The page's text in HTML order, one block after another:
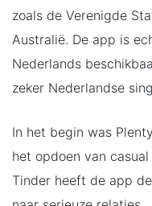
zoals de Verenigde
Australië. De app is
Nederlands
zeker Nederlandse
In het begin was
het opdoen van
Tinder heeft de app